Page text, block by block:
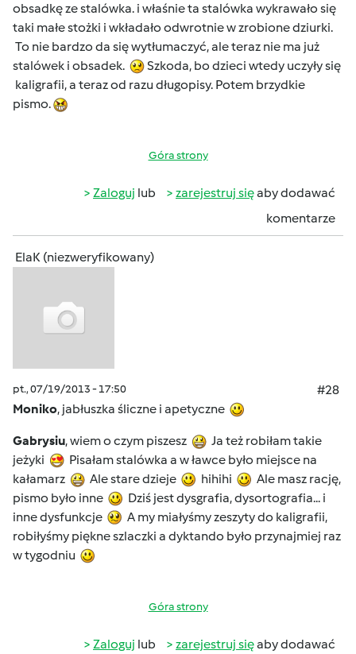
obsadkę ze stalówka. i właśnie ta stalówka wykrawało się
taki małe stożki i wkładało odwrotnie w zrobione dziurki.
To nie bardzo da się wytłumaczyć, ale teraz nie ma już
stalówek i obsadek.
Szkoda, bo dzieci wtedy uczyły się
kaligrafii, a teraz od razu długopisy. Potem brzydkie
pismo.
Góra strony
Zaloguj lub zarejestruj sięaby dodawać
komentarze
ElaK (niezweryfikowany)
pt., 07/19/2013 - 17:50
#28
Moniko, jabłuszka śliczne i apetyczne
Gabrysiu, wiem o czym piszesz
Ja też robiłam takie
jeżyki
Pisałam stalówka a w ławce było miejsce na
kałamarz
Ale stare dzieje hihihi
Ale masz rację,
pismo było inne
Dziś jest dysgrafia, dysortografia... i
inne dysfunkcje
A my miałyśmy zeszyty do kaligrafii,
robiłyśmy piękne szlaczki a dyktando było przynajmiej raz
w tygodniu
Góra strony
Zaloguj lub zarejestruj sięaby dodawać